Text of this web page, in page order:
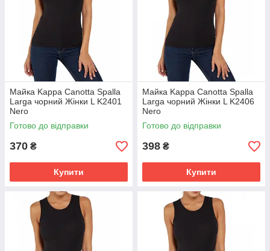
Майка Kappa Canotta Spalla
Larga чорний Жінки L K2401
Nero
Готово до відправки
370 ₴
Купити
Майка Kappa Canotta Spalla
Larga чорний Жінки L K2406
Nero
Готово до відправки
398 ₴
Купити